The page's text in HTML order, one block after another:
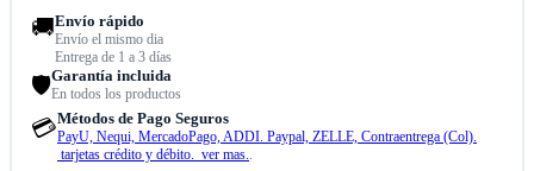
🚚Envío rápido
Envío el mismo dia
Entrega de 1 a 3 días
🛡️Garantía incluida
En todos los productos
💳Métodos de Pago Seguros
PayU, Nequi, MercadoPago, ADDI. Paypal, ZELLE, Contraentrega (Col).
tarjetas crédito y débito. ver mas..